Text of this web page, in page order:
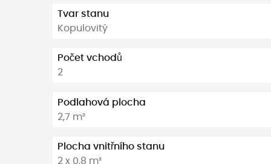
Tvar stanu
Kopulovitý
Počet vchodů
2
Podlahová plocha
2,7 m²
Plocha vnitřního stanu
2 x 0,8 m²